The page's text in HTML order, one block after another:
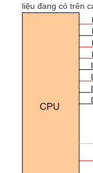
liệu đang có trên